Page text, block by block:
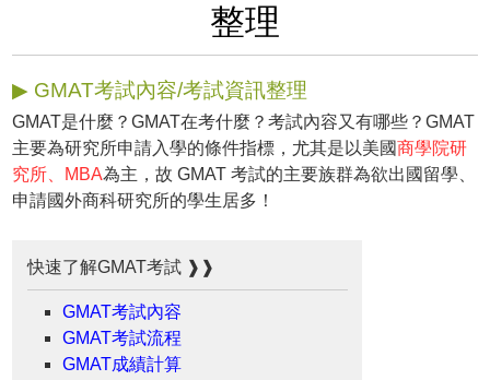
整理
▶ GMAT考試內容/考試資訊整理
GMAT是什麼？GMAT在考什麼？考試內容又有哪些？GMAT
主要為研究所申請入學的條件指標，尤其是以美國商學院研
究所、MBA為主，故 GMAT 考試的主要族群為欲出國留學、
申請國外商科研究所的學生居多！
快速了解GMAT考試 ❱❱
GMAT考試內容
GMAT考試流程
GMAT成績計算